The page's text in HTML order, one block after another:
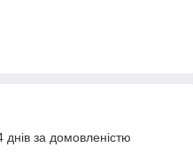
за домовленістю